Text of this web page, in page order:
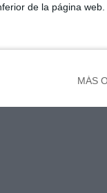
de la página web.
MÁS